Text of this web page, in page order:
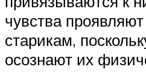
чувства
старикам,
осознают их